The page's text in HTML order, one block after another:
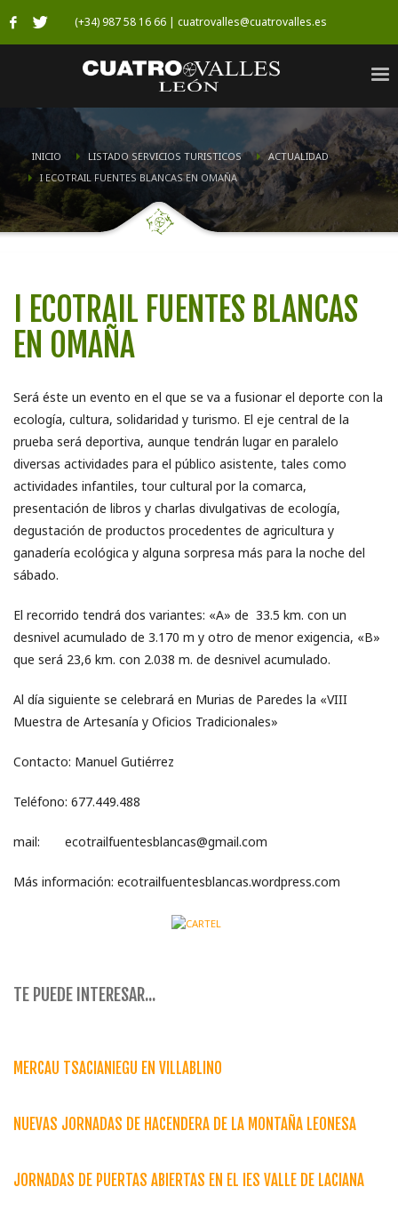
(+34) 987 58 16 66 | cuatrovalles@cuatrovalles.es
INICIO LISTADO SERVICIOS TURISTICOS
ACTUALIDAD
I ECOTRAIL FUENTES BLANCAS EN OMAÑA
I ECOTRAIL FUENTES BLANCAS
EN OMAÑA
Será éste un evento en el que se va a fusionar el deporte con la
ecología, cultura, solidaridad y turismo. El eje central de la
prueba será deportiva, aunque tendrán lugar en paralelo
diversas actividades para el público asistente, tales como
actividades infantiles, tour cultural por la comarca,
presentación de libros y charlas divulgativas de ecología,
degustación de productos procedentes de agricultura y
ganadería ecológica y alguna sorpresa más para la noche del
sábado.
El recorrido tendrá dos variantes: «A» de 33.5 km. con un
desnivel acumulado de 3.170 m y otro de menor exigencia, «B»
que será 23,6 km. con 2.038 m. de desnivel acumulado.
Al día siguiente se celebrará en Murias de Paredes la «VIII
Muestra de Artesanía y Oficios Tradicionales»
Contacto: Manuel Gutiérrez
Teléfono: 677.449.488
mail: ecotrailfuentesblancas@gmail.com
Más información: ecotrailfuentesblancas.wordpress.com
TE PUEDE INTERESAR...
MERCAU TSACIANIEGU EN VILLABLINO
NUEVAS JORNADAS DE HACENDERA DE LA MONTAÑA LEONESA
JORNADAS DE PUERTAS ABIERTAS EN EL IES VALLE DE LACIANA